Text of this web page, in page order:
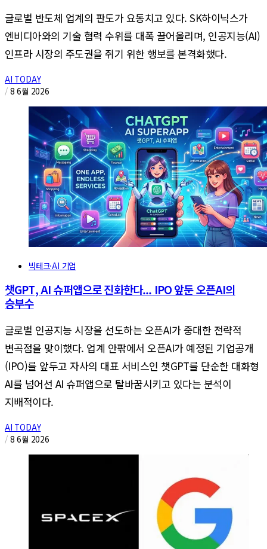
글로벌 반도체 업계의 판도가 요동치고 있다. SK하이닉스가
엔비디아와의 기술 협력 수위를 대폭 끌어올리며, 인공지능(AI)
인프라 시장의 주도권을 쥐기 위한 행보를 본격화했다.
AI TODAY
/ 8 6월 2026
빅테크·AI 기업
챗GPT, AI 슈퍼앱으로 진화한다... IPO 앞둔 오픈AI의
승부수
글로벌 인공지능 시장을 선도하는 오픈AI가 중대한 전략적
변곡점을 맞이했다. 업계 안팎에서 오픈AI가 예정된 기업공개
(IPO)를 앞두고 자사의 대표 서비스인 챗GPT를 단순한 대화형
AI를 넘어선 AI 슈퍼앱으로 탈바꿈시키고 있다는 분석이
지배적이다.
AI TODAY
/ 8 6월 2026